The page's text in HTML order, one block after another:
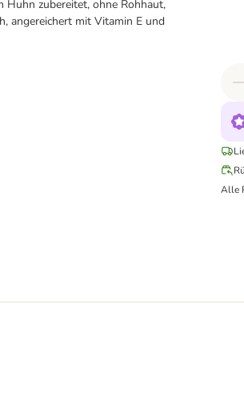
Huhn zubereitet, ohne Rohhaut,
angereichert mit Vitamin E und
Alle